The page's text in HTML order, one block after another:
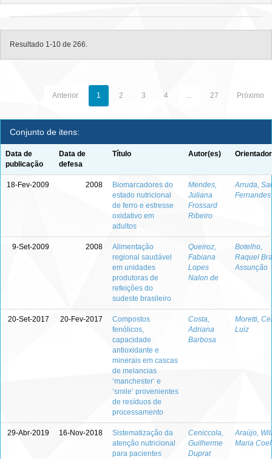
Resultado 1-10 de 266.
Anterior 1 2 3 4 ... 27 Próximo
Conjunto de itens:
Data de
publicação
Data de
defesa
Título Autor(es)
18-Fev-2009 2008
Biomarcadores do
estado nutricional
de ferro e estresse
oxidativo em
adultos
Mendes,
Juliana
Frossard
Ribeiro
Arruda,
Fernandes
9-Set-2009 2008
Alimentação
regional saudável
em unidades
produtoras de
refeições do
sudeste brasileiro
Queiroz,
Fabiana
Lopes
Nalon de
Botelho,
Raquel
Assunção
20-Set-2017 20-Fev-2017
Compostos
fenólicos,
capacidade
antioxidante e
minerais em cascas
de melancias
‘manchester’ e
‘smile’ provenientes
de resíduos de
processamento
Costa,
Adriana
Barbosa
Moretti,
Luiz
29-Abr-2019 16-Nov-2018
Sistematização da
atenção nutricional
para pacientes
Ceniccola,
Guilherme
Duprat
Araújo,
Maria